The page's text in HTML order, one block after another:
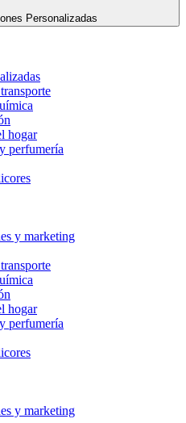
Personalizadas
hogar
perfumería
y marketing
hogar
perfumería
y marketing